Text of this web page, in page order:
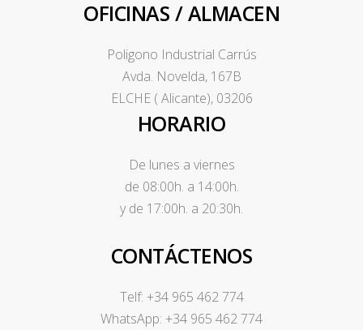
OFICINAS / ALMACEN
Poligono Industrial Carrús
Avda. Novelda, 167B
ELCHE ( Alicante), 03206
HORARIO
De lunes a viernes
de 08:00h. a 14:00h.
y de 17:00h. a 20:30h.
CONTÁCTENOS
Telf: +34 965 462 774
WhatsApp: +34 965 462 774